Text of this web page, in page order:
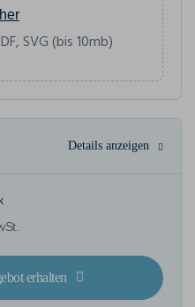
SVG (bis 10mb)
Details anzeigen
erhalten